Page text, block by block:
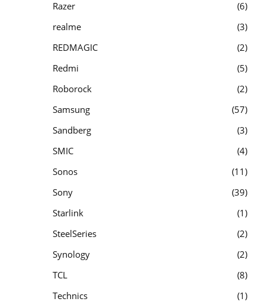
Razer
6
realme
3
REDMAGIC
2
Redmi
5
Roborock
2
Samsung
57
Sandberg
3
SMIC
4
Sonos
11
Sony
39
Starlink
1
SteelSeries
2
Synology
2
TCL
8
Technics
1